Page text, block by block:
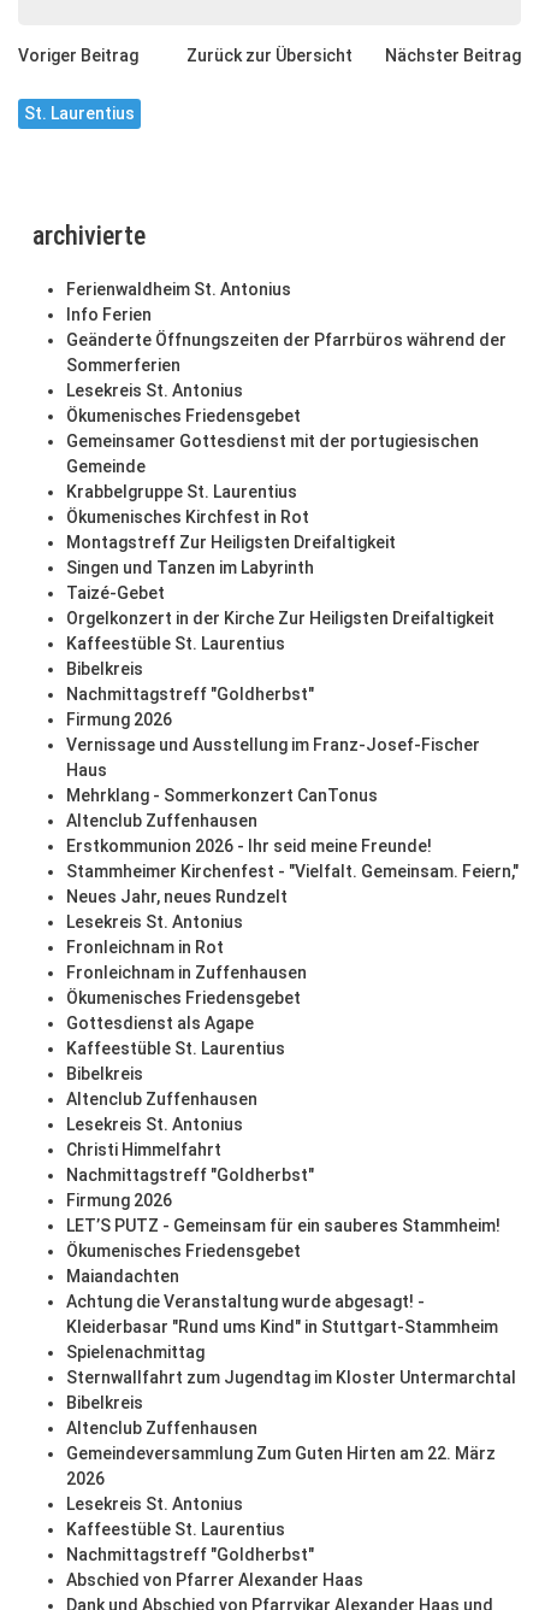
Voriger Beitrag Zurück zur Übersicht Nächster Beitrag
St. Laurentius
archivierte
Ferienwaldheim St. Antonius
Info Ferien
Geänderte Öffnungszeiten der Pfarrbüros während der
Sommerferien
Lesekreis St. Antonius
Ökumenisches Friedensgebet
Gemeinsamer Gottesdienst mit der portugiesischen
Gemeinde
Krabbelgruppe St. Laurentius
Ökumenisches Kirchfest in Rot
Montagstreff Zur Heiligsten Dreifaltigkeit
Singen und Tanzen im Labyrinth
Taizé-Gebet
Orgelkonzert in der Kirche Zur Heiligsten Dreifaltigkeit
Kaffeestüble St. Laurentius
Bibelkreis
Nachmittagstreff "Goldherbst"
Firmung 2026
Vernissage und Ausstellung im Franz-Josef-Fischer
Haus
Mehrklang - Sommerkonzert CanTonus
Altenclub Zuffenhausen
Erstkommunion 2026 - Ihr seid meine Freunde!
Stammheimer Kirchenfest - "Vielfalt. Gemeinsam. Feiern,"
Neues Jahr, neues Rundzelt
Lesekreis St. Antonius
Fronleichnam in Rot
Fronleichnam in Zuffenhausen
Ökumenisches Friedensgebet
Gottesdienst als Agape
Kaffeestüble St. Laurentius
Bibelkreis
Altenclub Zuffenhausen
Lesekreis St. Antonius
Christi Himmelfahrt
Nachmittagstreff "Goldherbst"
Firmung 2026
LET’S PUTZ - Gemeinsam für ein sauberes Stammheim!
Ökumenisches Friedensgebet
Maiandachten
Achtung die Veranstaltung wurde abgesagt! -
Kleiderbasar "Rund ums Kind" in Stuttgart-Stammheim
Spielenachmittag
Sternwallfahrt zum Jugendtag im Kloster Untermarchtal
Bibelkreis
Altenclub Zuffenhausen
Gemeindeversammlung Zum Guten Hirten am 22. März
2026
Lesekreis St. Antonius
Kaffeestüble St. Laurentius
Nachmittagstreff "Goldherbst"
Abschied von Pfarrer Alexander Haas
Dank und Abschied von Pfarrvikar Alexander Haas und